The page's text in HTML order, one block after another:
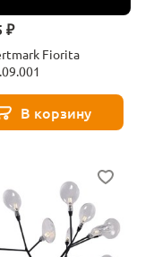
₽
Fiorita
В корзину